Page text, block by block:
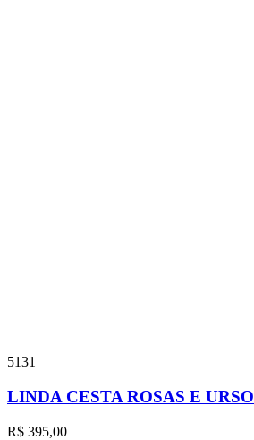
5131
LINDA CESTA ROSAS E URSO
R$ 395,00